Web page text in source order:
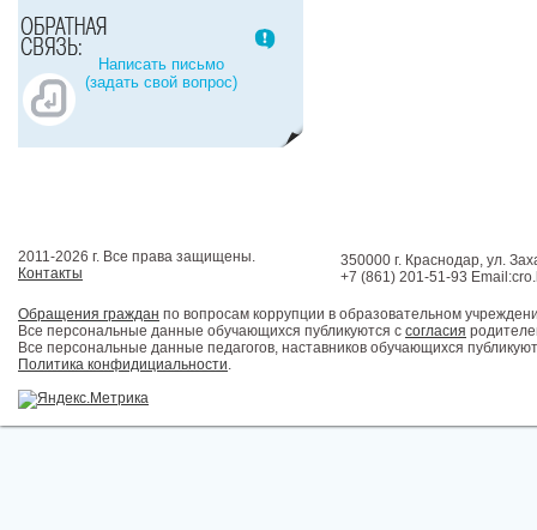
Написать письмо
(задать свой вопрос)
2011-2026 г. Все права защищены.
Контакты
350000 г. Краснодар, ул.
+7 (861) 201-51-93
Обращения граждан по вопросам коррупции в образовательном
Все персональные данные обучающихся публикуются с согласия
Все персональные данные педагогов, наставников обучающихся
Политика конфидициальности.